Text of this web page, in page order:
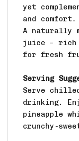
yet
and comfort.
A naturally
juice – rich
for fresh
Serving
Serve
drinking.
pineapple
crunchy-